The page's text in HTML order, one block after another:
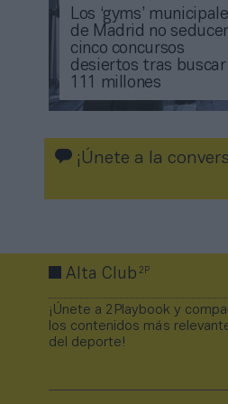
Los ‘gyms’
de Madrid no
cinco concursos
desiertos tras buscar
111 millones
¡Únete a la
Alta Club2P
¡Únete a 2Playbook y
los contenidos más
del deporte!